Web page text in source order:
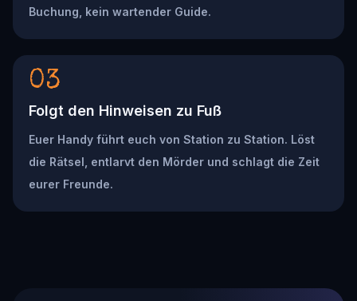
Buchung, kein wartender Guide.
03
Folgt den Hinweisen zu Fuß
Euer Handy führt euch von Station zu Station. Löst
die Rätsel, entlarvt den Mörder und schlagt die Zeit
eurer Freunde.